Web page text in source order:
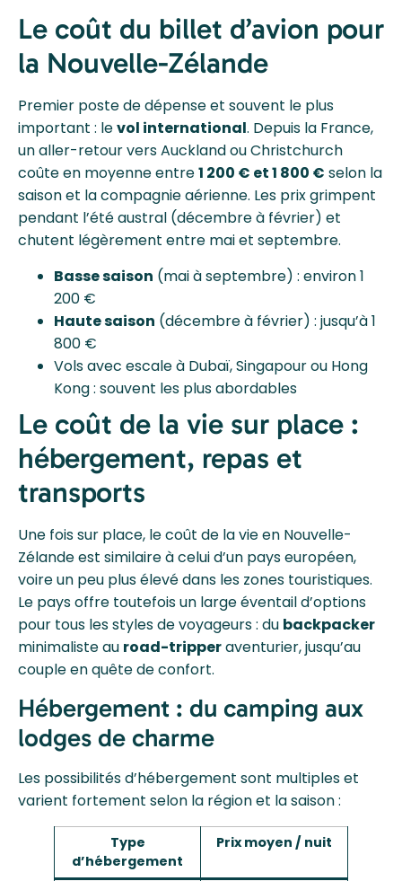
Le coût du billet d’avion pour
la Nouvelle-Zélande
Premier poste de dépense et souvent le plus
important : levol international. Depuis la France,
un aller-retour vers Auckland ou Christchurch
coûte en moyenne entre1 200 € et 1 800 € selon la
saison et la compagnie aérienne. Les prix grimpent
pendant l’été austral (décembre à février) et
chutent légèrement entre mai et septembre.
Basse saison (mai à septembre) : environ 1
200 €
Haute saison (décembre à février) : jusqu’à 1
800 €
Vols avec escale à Dubaï, Singapour ou Hong
Kong : souvent les plus abordables
Le coût de la vie sur place :
hébergement, repas et
transports
Une fois sur place, le coût de la vie en Nouvelle-
Zélande est similaire à celui d’un pays européen,
voire un peu plus élevé dans les zones touristiques.
Le pays offre toutefois un large éventail d’options
pour tous les styles de voyageurs : du backpacker
minimaliste au road-tripperaventurier, jusqu’au
couple en quête de confort.
Hébergement : du camping aux
lodges de charme
Les possibilités d’hébergement sont multiples et
varient fortement selon la région et la saison :
Type
d’hébergement
Prix moyen / nuit